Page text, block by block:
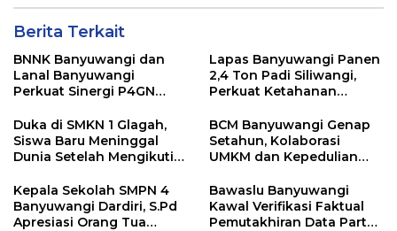
Berita Terkait
BNNK Banyuwangi dan
Lanal Banyuwangi
Perkuat Sinergi P4GN
Lapas Banyuwangi Panen
2,4 Ton Padi Siliwangi,
Perkuat Ketahanan
Duka di SMKN 1 Glagah,
Siswa Baru Meninggal
Dunia Setelah Mengikuti
BCM Banyuwangi Genap
Setahun, Kolaborasi
UMKM dan Kepedulian
Anniversary
Kepala Sekolah SMPN 4
Banyuwangi Dardiri, S.Pd
Apresiasi Orang Tua
Bawaslu Banyuwangi
Kawal Verifikasi Faktual
Pemutakhiran Data Partai